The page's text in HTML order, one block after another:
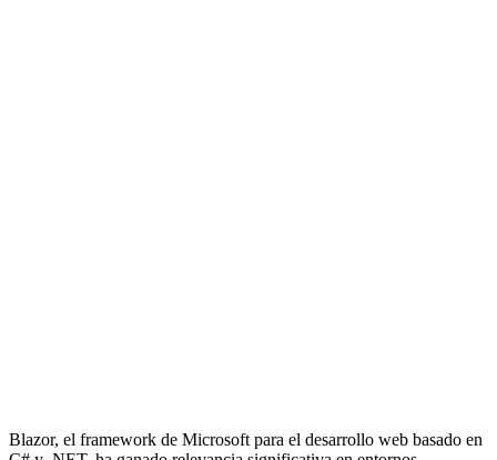
Blazor, el framework de Microsoft para el desarrollo web basado en